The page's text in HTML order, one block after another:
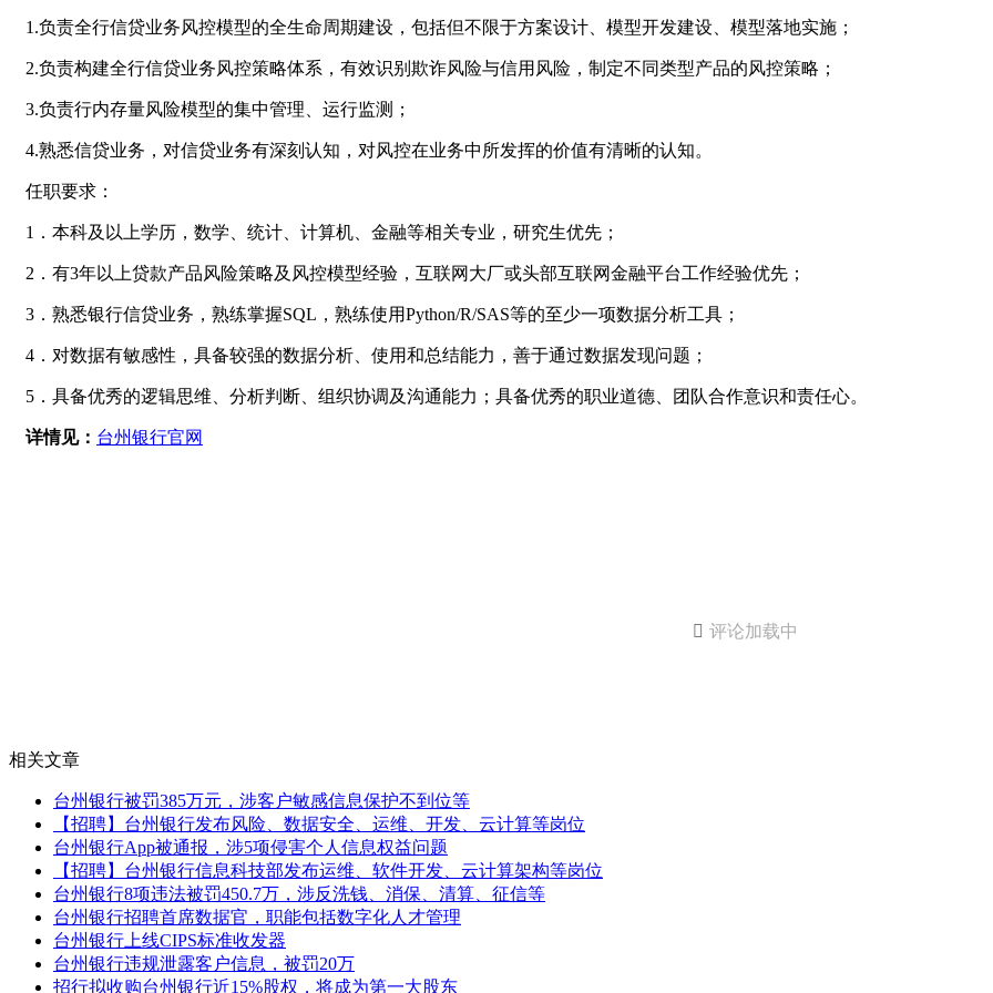
1.负责全行信贷业务风控模型的全生命周期建设，包括但不限于方案设计、模型开发建设、模型落地实施；
2.负责构建全行信贷业务风控策略体系，有效识别欺诈风险与信用风险，制定不同类型产品的风控策略；
3.负责行内存量风险模型的集中管理、运行监测；
4.熟悉信贷业务，对信贷业务有深刻认知，对风控在业务中所发挥的价值有清晰的认知。
任职要求：
1．本科及以上学历，数学、统计、计算机、金融等相关专业，研究生优先；
2．有3年以上贷款产品风险策略及风控模型经验，互联网大厂或头部互联网金融平台工作经验优先；
3．熟悉银行信贷业务，熟练掌握SQL，熟练使用Python/R/SAS等的至少一项数据分析工具；
4．对数据有敏感性，具备较强的数据分析、使用和总结能力，善于通过数据发现问题；
5．具备优秀的逻辑思维、分析判断、组织协调及沟通能力；具备优秀的职业道德、团队合作意识和责任心。
详情见： 台州银行官网
 评论加载中
相关文章
台州银行被罚385万元，涉客户敏感信息保护不到位等
【招聘】台州银行发布风险、数据安全、运维、开发、云计算等岗位
台州银行App被通报，涉5项侵害个人信息权益问题
【招聘】台州银行信息科技部发布运维、软件开发、云计算架构等岗位
台州银行8项违法被罚450.7万，涉反洗钱、消保、清算、征信等
台州银行招聘首席数据官，职能包括数字化人才管理
台州银行上线CIPS标准收发器
台州银行违规泄露客户信息，被罚20万
招行拟收购台州银行近15%股权，将成为第一大股东